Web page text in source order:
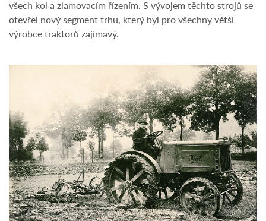
všech kol a zlamovacím řízením. S vývojem těchto strojů se
otevřel nový segment trhu, který byl pro všechny větší
výrobce traktorů zajímavý.